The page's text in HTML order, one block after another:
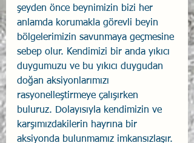
şeyden önce beynimizin bizi her
anlamda korumakla görevli beyin
bölgelerimizin savunmaya geçmesine
sebep olur. Kendimizi bir anda yıkıcı
duygumuzu ve bu yıkıcı duygudan
doğan aksiyonlarımızı
rasyonelleştirmeye çalışırken
buluruz. Dolayısıyla kendimizin ve
karşımızdakilerin hayrına bir
aksiyonda bulunmamız imkansızlaşır.